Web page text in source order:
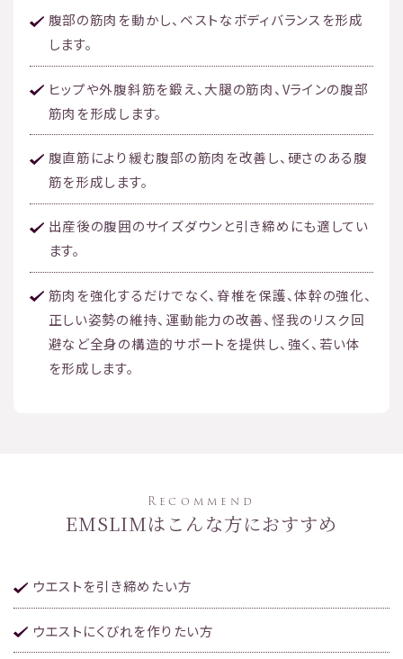
腹部の筋肉を動かし、ベストなボディバランスを形成
します。
ヒップや外腹斜筋を鍛え、大腿の筋肉、Vラインの腹部
筋肉を形成します。
腹直筋により緩む腹部の筋肉を改善し、硬さのある腹
筋を形成します。
出産後の腹囲のサイズダウンと引き締めにも適してい
ます。
筋肉を強化するだけでなく、脊椎を保護、体幹の強化、
正しい姿勢の維持、運動能力の改善、怪我のリスク回
避など全身の構造的サポートを提供し、強く、若い体
を形成します。
Recommend
EMSLIMはこんな方におすすめ
ウエストを引き締めたい方
ウエストにくびれを作りたい方